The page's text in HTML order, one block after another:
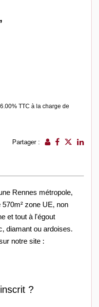
TTC à la charge de
Partager :
Rennes métropole,
zone UE, non
et tout à l'égout
diamant ou ardoises.
notre site :
?